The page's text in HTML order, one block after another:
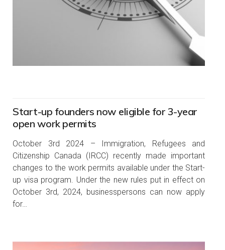
Start-up founders now eligible for 3-year
open work permits
October 3rd 2024 – Immigration, Refugees and
Citizenship Canada (IRCC) recently made important
changes to the work permits available under the Start-
up visa program. Under the new rules put in effect on
October 3rd, 2024, businesspersons can now apply
for…